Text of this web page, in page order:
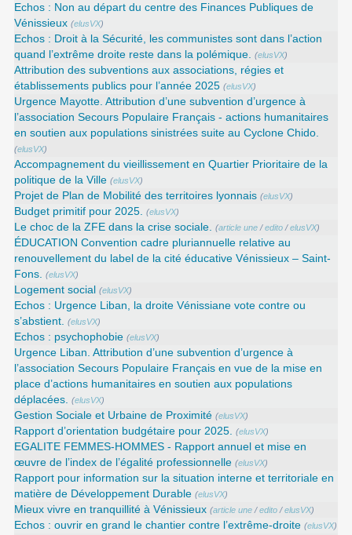
Echos : Non au départ du centre des Finances Publiques de
Vénissieux (elusVX)
Echos : Droit à la Sécurité, les communistes sont dans l’action
quand l’extrême droite reste dans la polémique.
(elusVX)
Attribution des subventions aux associations, régies et
établissements publics pour l’année 2025 (elusVX)
Urgence Mayotte. Attribution d’une subvention d’urgence à
l’association Secours Populaire Français - actions humanitaires
en soutien aux populations sinistrées suite au Cyclone Chido.
(elusVX)
Accompagnement du vieillissement en Quartier Prioritaire de la
politique de la Ville (elusVX)
Projet de Plan de Mobilité des territoires lyonnais (elusVX)
Budget primitif pour 2025. (elusVX)
Le choc de la ZFE dans la crise sociale. (article une /edito /elusVX)
ÉDUCATION Convention cadre pluriannuelle relative au
renouvellement du label de la cité éducative Vénissieux – Saint-
Fons.
(elusVX)
Logement social (elusVX)
Echos : Urgence Liban, la droite Vénissiane vote contre ou
s’abstient.
(elusVX)
Echos : psychophobie (elusVX)
Urgence Liban. Attribution d’une subvention d’urgence à
l’association Secours Populaire Français en vue de la mise en
place d’actions humanitaires en soutien aux populations
déplacées.
(elusVX)
Gestion Sociale et Urbaine de Proximité (elusVX)
Rapport d’orientation budgétaire pour 2025. (elusVX)
EGALITE FEMMES-HOMMES - Rapport annuel et mise en
œuvre de l’index de l’égalité professionnelle (elusVX)
Rapport pour information sur la situation interne et territoriale en
matière de Développement Durable (elusVX)
Mieux vivre en tranquillité à Vénissieux (article une /edito /elusVX)
Echos : ouvrir en grand le chantier contre l’extrême-droite (elusVX)